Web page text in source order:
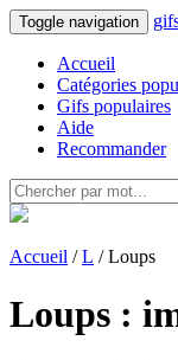
Toggle navigation
Accueil
Catégories
Gifs populaires
Aide
Recommander
Accueil /L / Loups
Loups :